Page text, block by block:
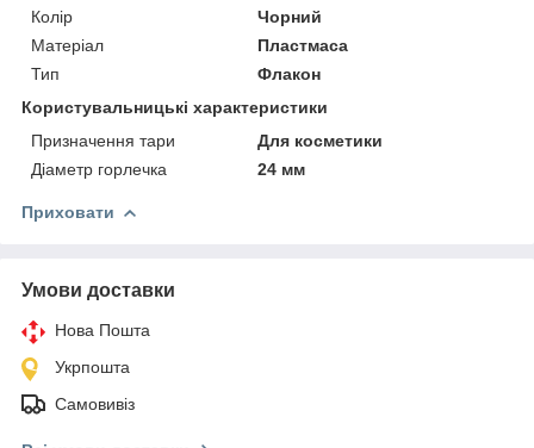
Колір
Чорний
Матеріал
Пластмаса
Тип
Флакон
Користувальницькі характеристики
Призначення тари
Для косметики
Діаметр горлечка
24 мм
Приховати
Умови доставки
Нова Пошта
Укрпошта
Самовивіз